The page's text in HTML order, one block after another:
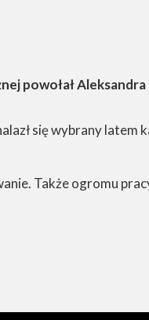
powołał
się wybrany latem
Także ogromu